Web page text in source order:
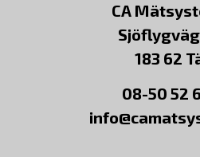
CA
183 62
08-50 52